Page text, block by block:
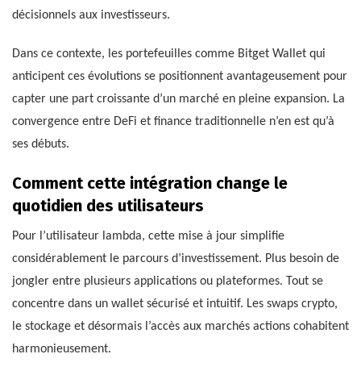
décisionnels aux investisseurs.
Dans ce contexte, les portefeuilles comme Bitget Wallet qui
anticipent ces évolutions se positionnent avantageusement pour
capter une part croissante d’un marché en pleine expansion. La
convergence entre DeFi et finance traditionnelle n’en est qu’à
ses débuts.
Comment cette intégration change le
quotidien des utilisateurs
Pour l’utilisateur lambda, cette mise à jour simplifie
considérablement le parcours d’investissement. Plus besoin de
jongler entre plusieurs applications ou plateformes. Tout se
concentre dans un wallet sécurisé et intuitif. Les swaps crypto,
le stockage et désormais l’accès aux marchés actions cohabitent
harmonieusement.